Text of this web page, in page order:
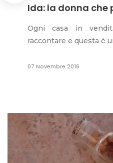
Ida: la donna che
Ogni casa in
raccontare e questa è
07 Novembre 2016